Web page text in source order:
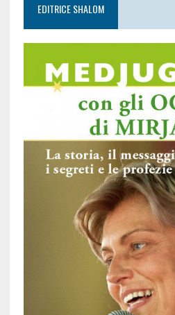
EDITRICE SHALOM